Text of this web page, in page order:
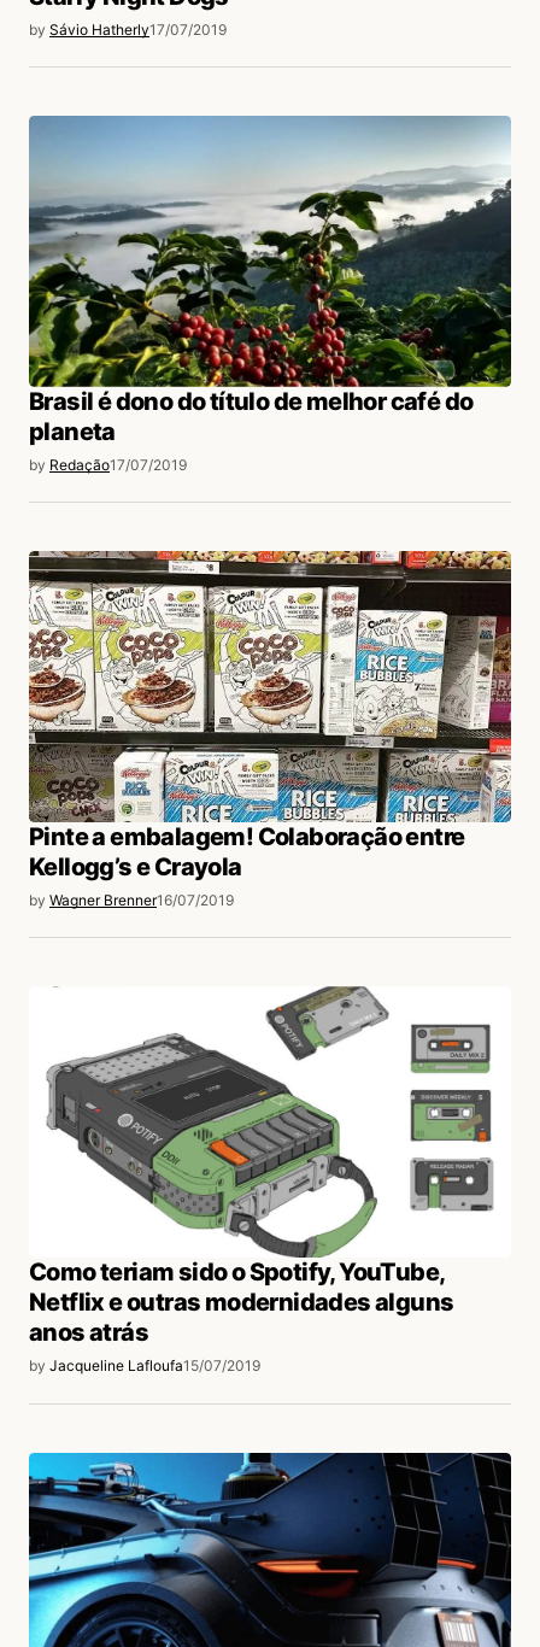
by Sávio Hatherly17/07/2019
Brasil é dono do título de melhor café do
planeta
by Redação17/07/2019
Pinte a embalagem! Colaboração entre
Kellogg’s e Crayola
by Wagner Brenner16/07/2019
Como teriam sido o Spotify, YouTube,
Netflix e outras modernidades alguns
anos atrás
by Jacqueline Lafloufa15/07/2019